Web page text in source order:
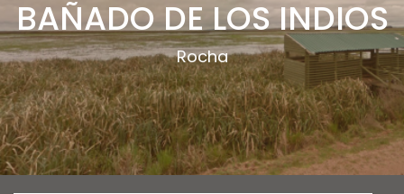
BAÑADO DE LOS INDIOS
Rocha